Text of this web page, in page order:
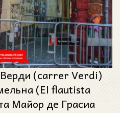
(carrer Verdi)
(El flautista
Майор де Грасиа